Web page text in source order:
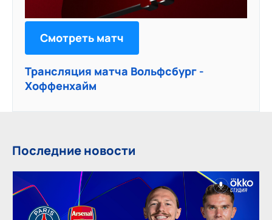
Смотреть матч
Трансляция матча Вольфсбург -
Хоффенхайм
Последние новости